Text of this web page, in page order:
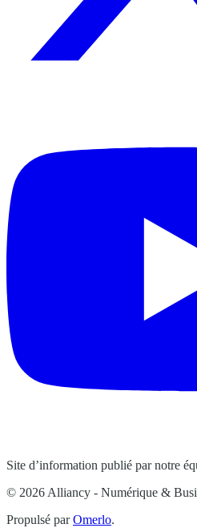
Site d’information publié par notre
© 2026 Alliancy - Numérique &
Propulsé parOmerlo.